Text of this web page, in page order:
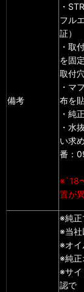
備考
・
フル
証）
・取
を固
取付
・マ
布を
・純
・水
い求
番：
※`18
置が
※純正
※当社
※オイ
※純正
※サイ
認で